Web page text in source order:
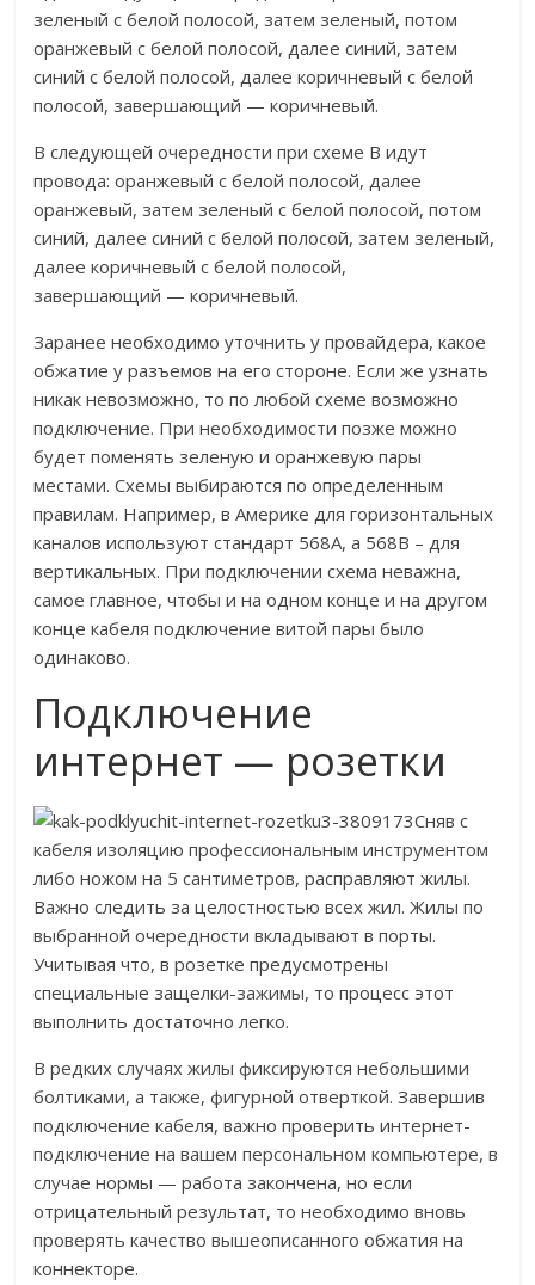
зеленый с белой полосой, затем зеленый, потом
оранжевый с белой полосой, далее синий, затем
синий с белой полосой, далее коричневый с белой
полосой, завершающий — коричневый.
В следующей очередности при схеме В идут
провода: оранжевый с белой полосой, далее
оранжевый, затем зеленый с белой полосой, потом
синий, далее синий с белой полосой, затем зеленый,
далее коричневый с белой полосой,
завершающий — коричневый.
Заранее необходимо уточнить у провайдера, какое
обжатие у разъемов на его стороне. Если же узнать
никак невозможно, то по любой схеме возможно
подключение. При необходимости позже можно
будет поменять зеленую и оранжевую пары
местами. Схемы выбираются по определенным
правилам. Например, в Америке для горизонтальных
каналов используют стандарт 568А, а 568В – для
вертикальных. При подключении схема неважна,
самое главное, чтобы и на одном конце и на другом
конце кабеля подключение витой пары было
одинаково.
Подключение
интернет — розетки
Сняв с
кабеля изоляцию профессиональным инструментом
либо ножом на 5 сантиметров, расправляют жилы.
Важно следить за целостностью всех жил. Жилы по
выбранной очередности вкладывают в порты.
Учитывая что, в розетке предусмотрены
специальные защелки-зажимы, то процесс этот
выполнить достаточно легко.
В редких случаях жилы фиксируются небольшими
болтиками, а также, фигурной отверткой. Завершив
подключение кабеля, важно проверить интернет-
подключение на вашем персональном компьютере, в
случае нормы — работа закончена, но если
отрицательный результат, то необходимо вновь
проверять качество вышеописанного обжатия на
коннекторе.